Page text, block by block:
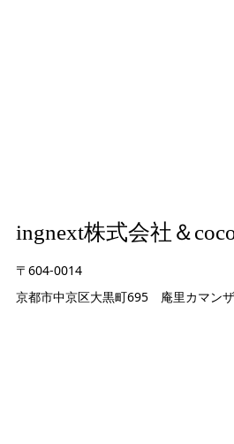
ingnext株式会社＆
〒604-0014
京都市中京区大黒町695 庵里カマン